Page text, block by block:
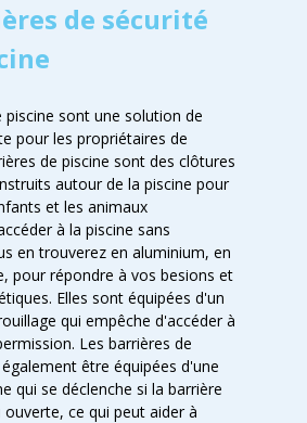
de sécurité
piscine sont une solution de
pour les propriétaires de
de piscine sont des clôtures
autour de la piscine pour
et les animaux
à la piscine sans
en trouverez en aluminium, en
pour répondre à vos besions et
Elles sont équipées d'un
qui empêche d'accéder à
Les barrières de
être équipées d'une
qui se déclenche si la barrière
ce qui peut aider à